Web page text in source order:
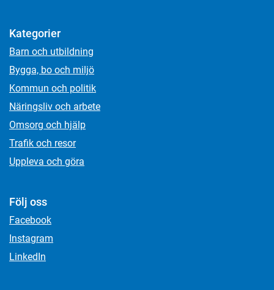
Kategorier
Barn och utbildning
Bygga, bo och miljö
Kommun och politik
Näringsliv och arbete
Omsorg och hjälp
Trafik och resor
Uppleva och göra
Följ oss
Facebook
Instagram
LinkedIn